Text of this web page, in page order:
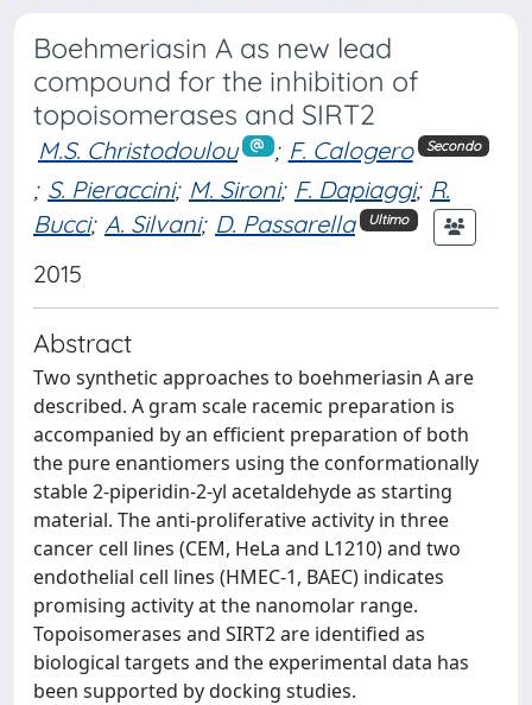
Boehmeriasin A as new lead
compound for the inhibition of
topoisomerases and SIRT2
M.S. Christodoulou ; F. Calogero Secondo
; S. Pieraccini; M. Sironi; F. Dapiaggi; R.
Bucci; A. Silvani; D. Passarella Ultimo
2015
Abstract
Two synthetic approaches to boehmeriasin A are
described. A gram scale racemic preparation is
accompanied by an efficient preparation of both
the pure enantiomers using the conformationally
stable 2-piperidin-2-yl acetaldehyde as starting
material. The anti-proliferative activity in three
cancer cell lines (CEM, HeLa and L1210) and two
endothelial cell lines (HMEC-1, BAEC) indicates
promising activity at the nanomolar range.
Topoisomerases and SIRT2 are identified as
biological targets and the experimental data has
been supported by docking studies.